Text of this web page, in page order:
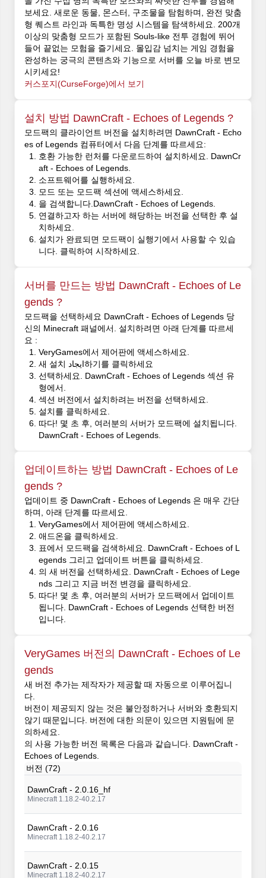
보세요. 새로운 동물, 몬스터, 구조물을 탐험하며, 완전 맞춤
형 퀘스트 라인과 독특한 명성 시스템을 탐색하세요. 200개
이상의 맞춤형 모드가 포함된 Souls-like 전투 경험에 뛰어
들어 끝없는 모험을 즐기세요. 몰입감 넘치는 게임 경험을
완성하는 궁극의 콘텐츠와 기능으로 서버를 오늘 바로 변모
시키세요!
커스포지(CurseForge)에서 보기
설치 방법 DawnCraft - Echoes of Legends ?
모드팩의 클라이언트 버전을 설치하려면 DawnCraft - Echo
es of Legends 컴퓨터에서 다음 단계를 따르세요:
호환 가능한 런처를 다운로드하여 설치하세요. DawnCr
aft - Echoes of Legends.
소프트웨어를 실행하세요.
모드 또는 모드팩 섹션에 액세스하세요.
을 검색합니다.DawnCraft - Echoes of Legends.
연결하고자 하는 서버에 해당하는 버전을 선택한 후 설
치하세요.
설치가 완료되면 모드팩이 실행기에서 사용할 수 있습
니다. 클릭하여 시작하세요.
서버를 만드는 방법 DawnCraft - Echoes of Le
gends ?
모드팩을 선택하세요 DawnCraft - Echoes of Legends 당
신의 Minecraft 패널에서. 설치하려면 아래 단계를 따르세
요 :
VeryGames에서 제어판에 액세스하세요.
새 설치 ایجاد하기를 클릭하세요
선택하세요. DawnCraft - Echoes of Legends 섹션 유
형에서.
섹션 버전에서 설치하려는 버전을 선택하세요.
설치를 클릭하세요.
따다! 몇 초 후, 여러분의 서버가 모드팩에 설치됩니다.
DawnCraft - Echoes of Legends.
업데이트하는 방법 DawnCraft - Echoes of Le
gends ?
업데이트 중 DawnCraft - Echoes of Legends 은 매우 간단
하며, 아래 단계를 따르세요.
VeryGames에서 제어판에 액세스하세요.
애드온을 클릭하세요.
표에서 모드팩을 검색하세요. DawnCraft - Echoes of L
egends 그리고 업데이트 버튼을 클릭하세요.
의 새 버전을 선택하세요. DawnCraft - Echoes of Lege
nds 그리고 지금 버전 변경을 클릭하세요.
따다! 몇 초 후, 여러분의 서버가 모드팩에서 업데이트
됩니다. DawnCraft - Echoes of Legends 선택한 버전
입니다.
VeryGames 버전의 DawnCraft - Echoes of Le
gends
새 버전 추가는 제작자가 제공할 때 자동으로 이루어집니
다.
버전이 제공되지 않는 것은 불안정하거나 서버와 호환되지
않기 때문입니다. 버전에 대한 의문이 있으면 지원팀에 문
의하세요.
의 사용 가능한 버전 목록은 다음과 같습니다. DawnCraft -
Echoes of Legends.
버전 (72)
DawnCraft - 2.0.16_hf
Minecraft 1.18.2-40.2.17
DawnCraft - 2.0.16
Minecraft 1.18.2-40.2.17
DawnCraft - 2.0.15
Minecraft 1.18.2-40.2.17